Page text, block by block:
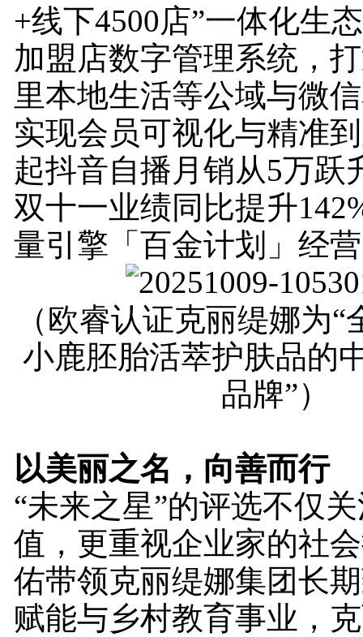
+线下4500店”一体化生
加盟店数字管理系统，
里本地生活等公域与微
实现会员可视化与精准
起抖音自播月销从5万跃
双十一业绩同比提升
量引擎「百金计划」经
（欧睿认证克丽缇娜为
小鹿胚胎活萃护肤品的
品牌”）
以美丽之名，向善而行
“未来之星”的评选不仅
值，更重视企业家的社
佑带领克丽缇娜集团长
赋能与乡村教育事业，